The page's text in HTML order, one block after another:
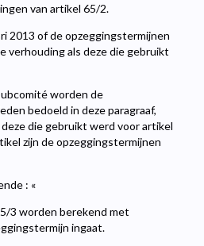
van artikel 65/2.
2013 of de opzeggingstermijnen
verhouding als deze die gebruikt
worden de
bedoeld in deze paragraaf,
die gebruikt werd voor artikel
zijn de opzeggingstermijnen
: «
3 worden berekend met
ingaat.